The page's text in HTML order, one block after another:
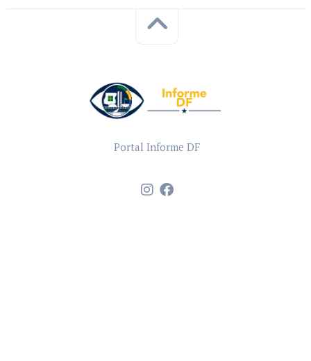
Portal Informe DF